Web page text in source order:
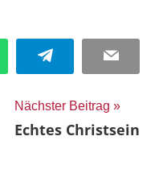
Telegram Email
Nächster Beitrag
Echtes Christsein